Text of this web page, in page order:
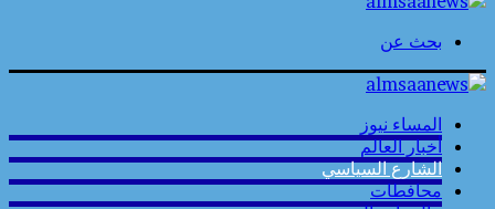
بحث عن
المساء نيوز
أخبار العالم
الشارع السياسي
محافطات